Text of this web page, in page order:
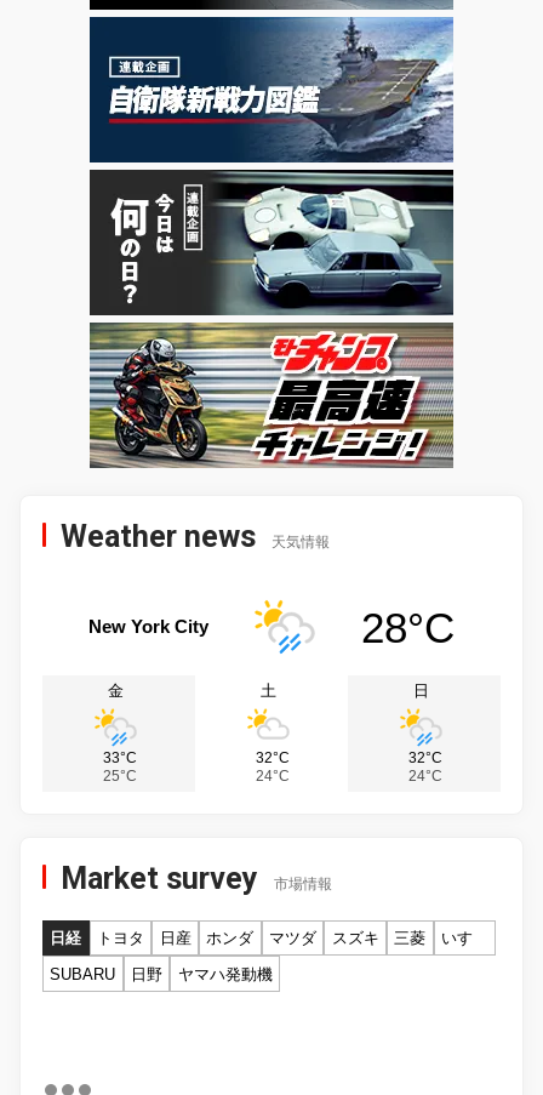
Weather news 天気情報
New York City 28°C
金
33°C
25°C
土
32°C
24°C
日
32°C
24°C
Market survey 市場情報
日経 トヨタ 日産 ホンダ マツダ スズキ 三菱
いすゞ
SUBARU
日野 ヤマハ発動機